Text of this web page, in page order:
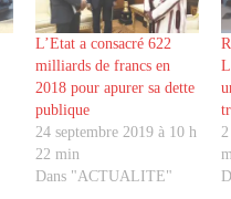
L’Etat a consacré 622
milliards de francs en
2018 pour apurer sa dette
publique
24 septembre 2019 à 10 h
22 min
Dans "ACTUALITE"